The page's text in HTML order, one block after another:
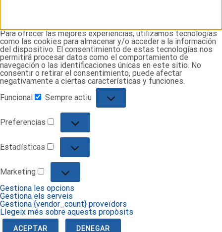
Para ofrecer las mejores experiencias, utilizamos tecnologías
como las cookies para almacenar y/o acceder a la información
del dispositivo. El consentimiento de estas tecnologías nos
permitirá procesar datos como el comportamiento de
navegación o las identificaciones únicas en este sitio. No
consentir o retirar el consentimiento, puede afectar
negativamente a ciertas características y funciones.
Funcional
Funcional
Sempre actiu
Preferencias
Preferencias
Estadísticas
Estadísticas
Marketing
Marketing
Gestiona les opcions
Gestiona els serveis
Gestiona {vendor_count} proveïdors
Llegeix més sobre aquests propòsits
ACEPTAR DENEGAR